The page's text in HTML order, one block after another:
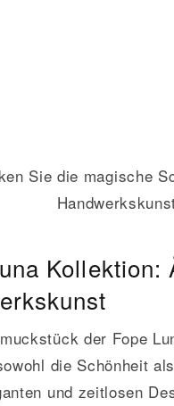
Sie die magische
der Fope
die Schönheit
und zeitlosen